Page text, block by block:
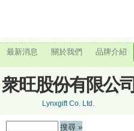
最新消息 關於我們 品牌介紹
衆旺股份有限公司
Lynxgift Co. Ltd.